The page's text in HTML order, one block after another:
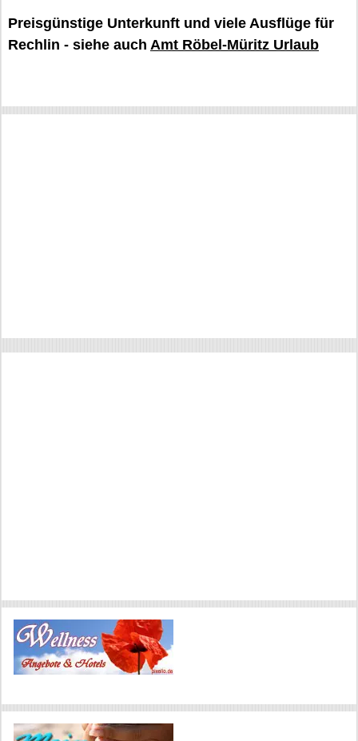
Preisgünstige Unterkunft und viele Ausflüge für
Rechlin - siehe auch Amt Röbel-Müritz Urlaub